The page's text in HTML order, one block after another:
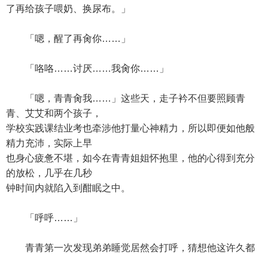
了再给孩子喂奶、换尿布。」
「嗯，醒了再肏你……」
「咯咯……讨厌……我肏你……」
「嗯，青青肏我……」这些天，走子衿不但要照顾青
青、艾艾和两个孩子，
学校实践课结业考也牵涉他打量心神精力，所以即便如他般
精力充沛，实际上早
也身心疲惫不堪，如今在青青姐姐怀抱里，他的心得到充分
的放松，几乎在几秒
钟时间内就陷入到酣眠之中。
「呼呼……」
青青第一次发现弟弟睡觉居然会打呼，猜想他这许久都